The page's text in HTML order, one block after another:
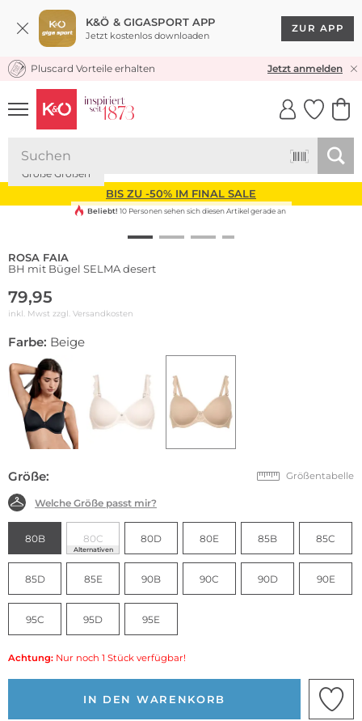
K&Ö & GIGASPORT APP
Jetzt kostenlos downloaden
ZUR APP
KOSTENLOSER VERSAND* & RÜCKVERSAND
Pluscard Vorteile erhalten Jetzt anmelden
UNSERE APP
CLICK &
BIS ZU -50% IM FINAL SALE
Große Größen
Beliebt! 10 Personen sehen sich diesen Artikel gerade an
ROSA FAIA
BH mit Bügel SELMA desert
79,95
inkl. Mwst zzgl. Versandkosten
Farbe: Beige
Größe: Größentabelle
Welche Größe passt mir?
80B 80C
Alternativen
80D 80E 85B 85C
85D 85E 90B 90C 90D 90E
95C 95D 95E
Achtung: Nur noch 1 Stück verfügbar!
IN DEN WARENKORB